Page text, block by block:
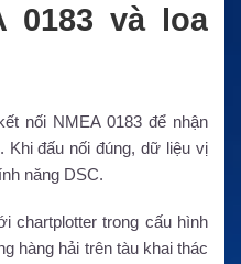
0183 và loa
nối NMEA 0183 để nhận
đấu nối đúng, dữ liệu vị
năng DSC.
chartplotter trong cấu hình
hàng hải trên tàu khai thác